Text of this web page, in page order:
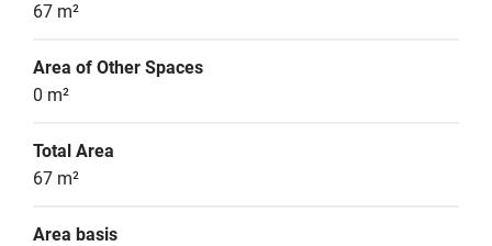
67 m²
Area of Other Spaces
0 m²
Total Area
67 m²
Area basis